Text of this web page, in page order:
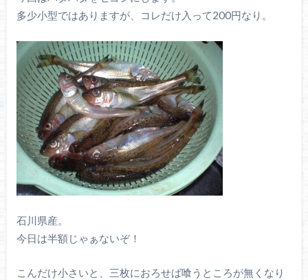
多少小型ではありますが、コレだけ入って200円なり。
石川県産。
今日は半額じゃぁないぞ！
こんだけ小さいと、三枚におろせば喰うところが無くなり